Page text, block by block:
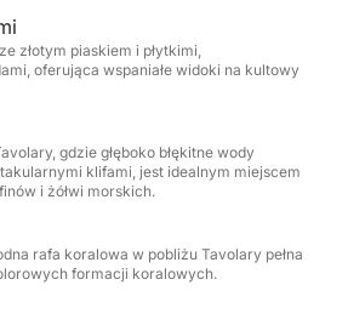
życiem morskim i
widocznością. Zakotwicz w
aby popływać, opalać
udogodnienia nie są wymienione,
jachtu i troskliwa załoga
do potrzeb doświadczenie
czy wolisz leniwy lunch na
lub zorganizuj catering), czy
złotym piaskiem i płytkimi,
oferująca wspaniałe widoki na kultowy
gdzie głęboko błękitne wody
klifami, jest idealnym miejscem
i żółwi morskich.
rafa koralowa w pobliżu Tavolary pełna
formacji koralowych.